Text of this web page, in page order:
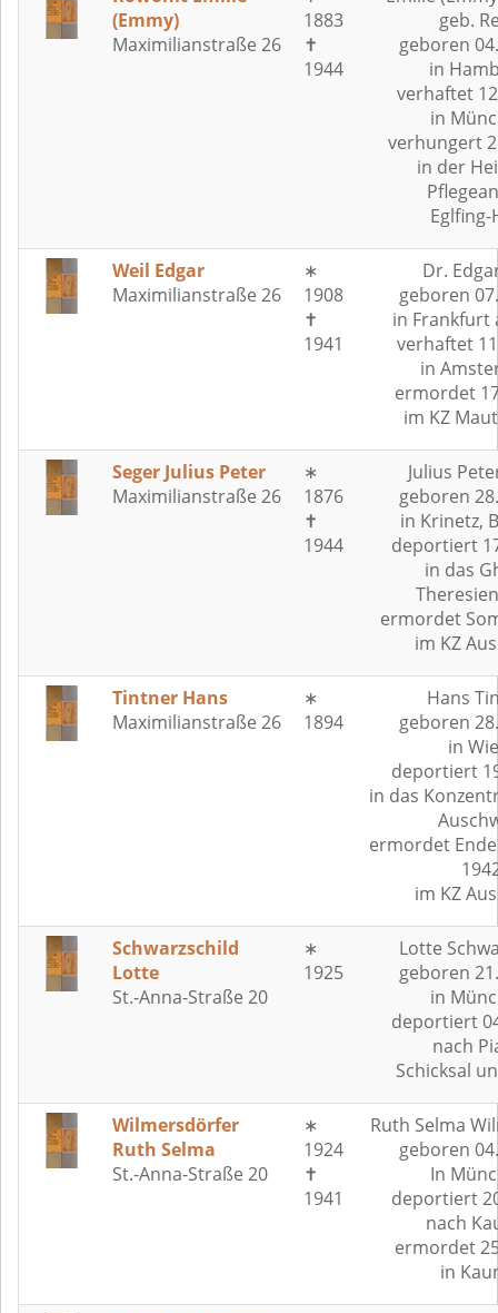
(Emmy)
Maximilianstraße 26
1883
✝
1944
geb.
geboren
in
verhaftet
in
verhungert
in der
Eglfing-
Weil Edgar
Maximilianstraße 26
∗
1908
✝
1941
Dr.
geboren
in Frankfurt
verhaftet
in
ermordet
im KZ
Seger Julius Peter
Maximilianstraße 26
∗
1876
✝
1944
Julius
geboren
in Krinetz,
deportiert
in das
ermordet
im KZ
Tintner Hans
Maximilianstraße 26
∗
1894
Hans
geboren
in
deportiert
in das
ermordet
im KZ
Schwarzschild
Lotte
St.-Anna-Straße 20
∗
1925
Lotte
geboren
in
deportiert
nach
Schicksal
Wilmersdörfer
Ruth Selma
St.-Anna-Straße 20
∗
1924
✝
1941
Ruth Selma
geboren
In
deportiert
nach
ermordet
in